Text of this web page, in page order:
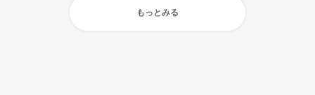
もっとみる